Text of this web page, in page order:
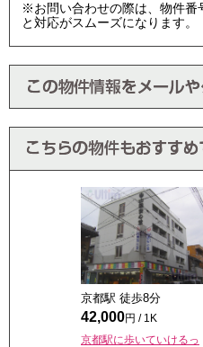
※お問い合わせの際は、物件番
と対応がスムーズになります。
京都駅 徒歩8分
42,000円 / 1K
京都駅に歩いていけるっ